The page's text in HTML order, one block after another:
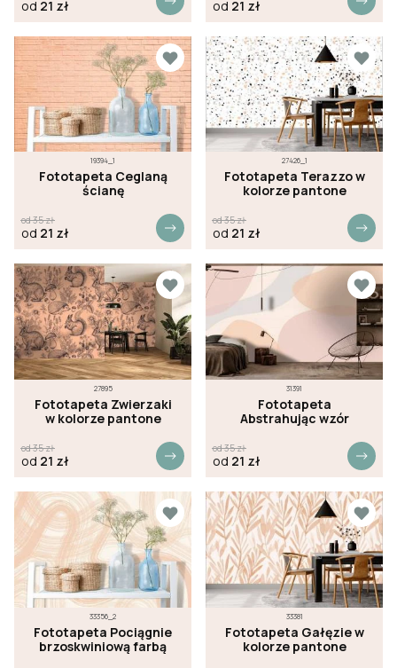
od 21 zł od 21 zł
19394_1
Fototapeta Ceglaną
ścianę
od35zł
od 21 zł
27426_1
Fototapeta Terazzo w
kolorze pantone
od35zł
od 21 zł
27895
Fototapeta Zwierzaki
w kolorze pantone
od35zł
od 21 zł
31391
Fototapeta
Abstrahując wzór
od35zł
od 21 zł
33356_2
Fototapeta Pociągnie
brzoskwiniową farbą
33381
Fototapeta Gałęzie w
kolorze pantone